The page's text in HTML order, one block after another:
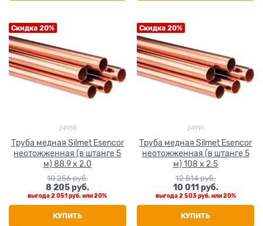
Скидка 20%
24988
Труба медная Silmet Esencor
неотожженная (в штанге 5
м) 88.9 x 2.0
10 256 руб.
8 205 руб.
выгода2 051 руб.или20%
КУПИТЬ
Скидка 20%
24991
Труба медная Silmet Esencor
неотожженная (в штанге 5
м) 108 x 2.5
12 514 руб.
10 011 руб.
выгода2 503 руб.или20%
КУПИТЬ